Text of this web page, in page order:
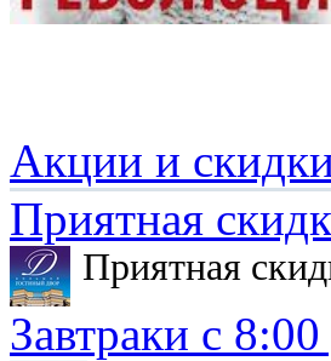
Акции и
Приятная
Приятная
Завтраки с